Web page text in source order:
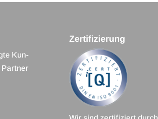
Kun­
Partner
Zertifizierung